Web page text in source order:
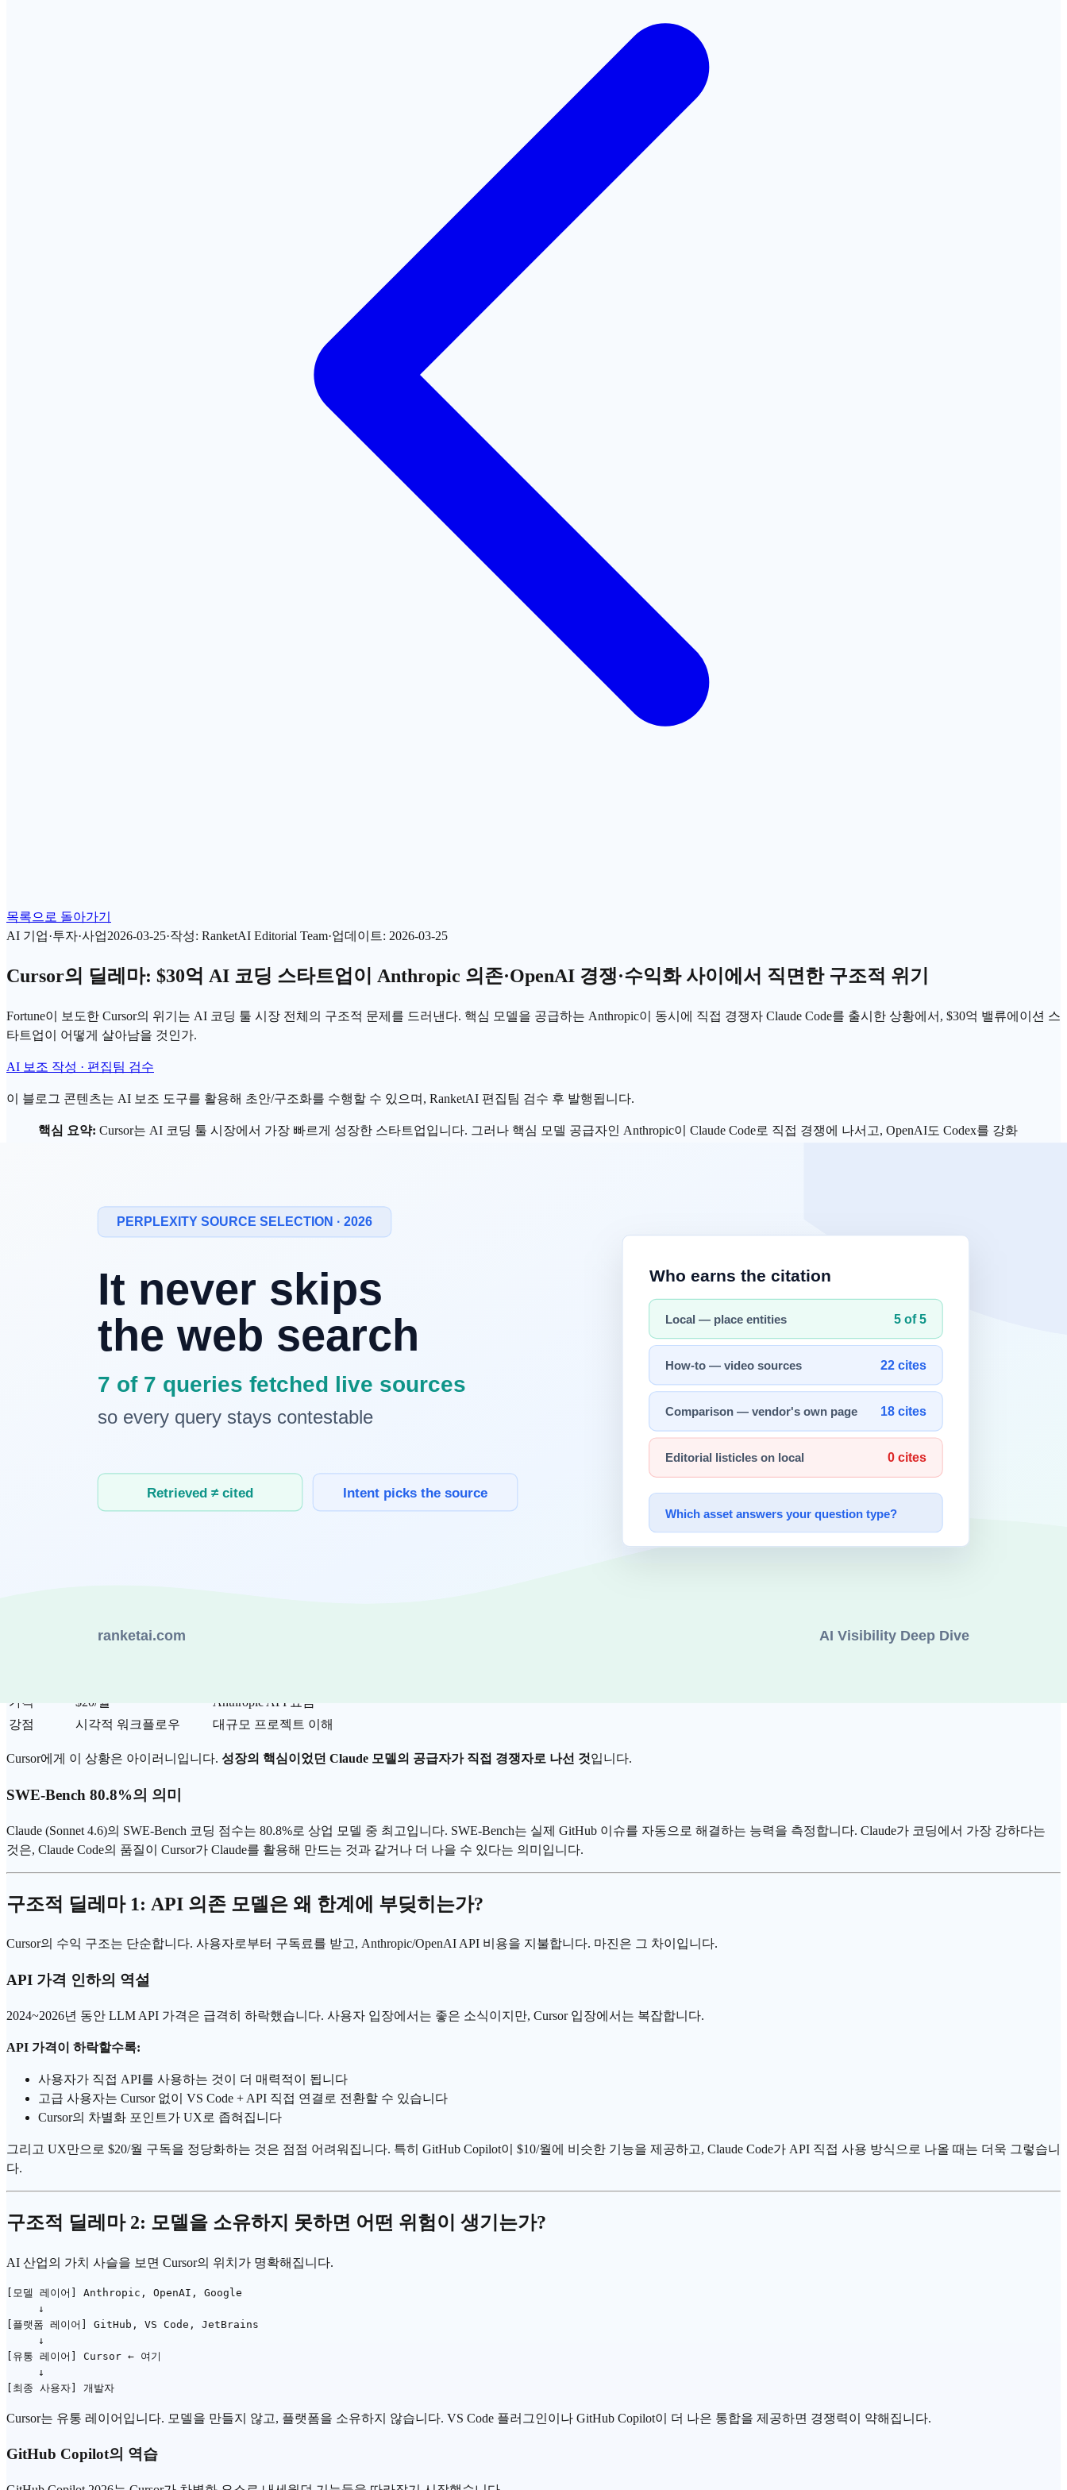
목록으로 돌아가기
AI 기업·투자·사업2026-03-25·작성: RanketAI Editorial Team·업데이트: 2026-03-25
Cursor의 딜레마: $30억 AI 코딩 스타트업이 Anthropic 의존·OpenAI 경쟁·수익화 사이에서 직면한 구조적 위기
Fortune이 보도한 Cursor의 위기는 AI 코딩 툴 시장 전체의 구조적 문제를 드러낸다. 핵심 모델을 공급하는 Anthropic이 동시에 직접 경쟁자 Claude Code를 출시한 상황에서, $30억 밸류에이션 스
타트업이 어떻게 살아남을 것인가.
AI 보조 작성 · 편집팀 검수
이 블로그 콘텐츠는 AI 보조 도구를 활용해 초안/구조화를 수행할 수 있으며, RanketAI 편집팀 검수 후 발행됩니다.
핵심 요약: Cursor는 AI 코딩 툴 시장에서 가장 빠르게 성장한 스타트업입니다. 그러나 핵심 모델 공급자인 Anthropic이 Claude Code로 직접 경쟁에 나서고, OpenAI도 Codex를 강화
Cursor란 무엇인가?
과 OpenAI의
모델을 자체 UX에 통합해 코딩 자동완성, AI 채팅, 코드 리팩
Cursor의 급성장 지표 (2026년 3월 기준):
월 활성 사용자: 수백만 명 규모
밸류에이션:$30억 (약 4조 원)
가격: $20/월 Pro 플랜, 팀 플랜 별도
성장의 핵심 비결은 "Claude의 코딩 능력 + Cursor의 개발자 UX"조합이었습니다.
왜 공급자가 갑자기 경쟁자가 됐는가?
Claude Code의 GA 전환
IDE (VS Code 기반)
가격
$20/월~
Anthropic API 요금
강점
시각적 워크플로우 대규모 프로젝트 이해
Cursor에게 이 상황은 아이러니입니다. 성장의 핵심이었던 Claude 모델의 공급자가 직접 경쟁자로 나선 것입니다.
SWE-Bench 80.8%의 의미
Claude (Sonnet 4.6)의 SWE-Bench 코딩 점수는 80.8%로 상업 모델 중 최고입니다. SWE-Bench는 실제 GitHub 이슈를 자동으로 해결하는 능력을 측정합니다. Claude가 코딩에서 가장 강하다는
것은, Claude Code의 품질이 Cursor가 Claude를 활용해 만드는 것과 같거나 더 나을 수 있다는 의미입니다.
구조적 딜레마 1: API 의존 모델은 왜 한계에 부딪히는가?
Cursor의 수익 구조는 단순합니다. 사용자로부터 구독료를 받고, Anthropic/OpenAI API 비용을 지불합니다. 마진은 그 차이입니다.
API 가격 인하의 역설
2024~2026년 동안 LLM API 가격은 급격히 하락했습니다. 사용자 입장에서는 좋은 소식이지만, Cursor 입장에서는 복잡합니다.
API 가격이 하락할수록:
사용자가 직접 API를 사용하는 것이 더 매력적이 됩니다
고급 사용자는 Cursor 없이 VS Code + API 직접 연결로 전환할 수 있습니다
Cursor의 차별화 포인트가 UX로 좁혀집니다
그리고 UX만으로 $20/월 구독을 정당화하는 것은 점점 어려워집니다. 특히 GitHub Copilot이 $10/월에 비슷한 기능을 제공하고, Claude Code가 API 직접 사용 방식으로 나올 때는 더욱 그렇습니
다.
구조적 딜레마 2: 모델을 소유하지 못하면 어떤 위험이 생기는가?
AI 산업의 가치 사슬을 보면 Cursor의 위치가 명확해집니다.
[모델 레이어] Anthropic, OpenAI, Google
     ↓
[플랫폼 레이어] GitHub, VS Code, JetBrains
     ↓
[유통 레이어] Cursor ← 여기
     ↓
Cursor는 유통 레이어입니다. 모델을 만들지 않고, 플랫폼을 소유하지 않습니다. VS Code 플러그인이나 GitHub Copilot이 더 나은 통합을 제공하면 경쟁력이 약해집니다.
GitHub Copilot의 역습